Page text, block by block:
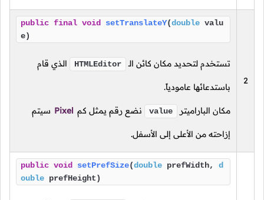
2
public final void setTranslateY(double valu
e)
تستخدم لتحديد مكان كائن الـ HTMLEditor الذي قام
باستدعائها عامودياً.
مكان الباراميتر value نضع رقم يمثل كم Pixel سيتم
إزاحته من الأعلى إلى الأسفل.
public void setPrefSize(double prefWidth, d
ouble prefHeight)